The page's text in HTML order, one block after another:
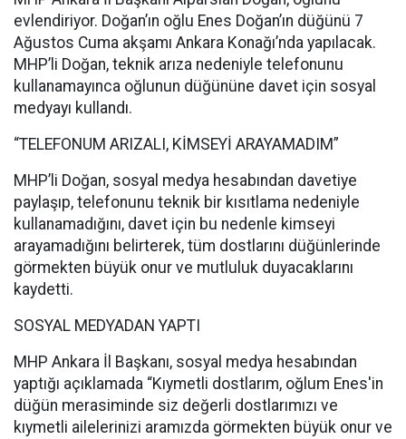
evlendiriyor. Doğan’ın oğlu Enes Doğan’ın düğünü 7
Ağustos Cuma akşamı Ankara Konağı’nda yapılacak.
MHP’li Doğan, teknik arıza nedeniyle telefonunu
kullanamayınca oğlunun düğününe davet için sosyal
medyayı kullandı.
“TELEFONUM ARIZALI, KİMSEYİ ARAYAMADIM”
MHP’li Doğan, sosyal medya hesabından davetiye
paylaşıp, telefonunu teknik bir kısıtlama nedeniyle
kullanamadığını, davet için bu nedenle kimseyi
arayamadığını belirterek, tüm dostlarını düğünlerinde
görmekten büyük onur ve mutluluk duyacaklarını
kaydetti.
SOSYAL MEDYADAN YAPTI
MHP Ankara İl Başkanı, sosyal medya hesabından
yaptığı açıklamada “Kıymetli dostlarım, oğlum Enes'in
düğün merasiminde siz değerli dostlarımızı ve
kıymetli ailelerinizi aramızda görmekten büyük onur ve